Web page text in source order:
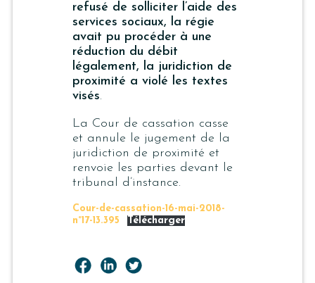
refusé de solliciter l’aide des
services sociaux, la régie
avait pu procéder à une
réduction du débit
légalement, la juridiction de
proximité a violé les textes
visés.
La Cour de cassation casse
et annule le jugement de la
juridiction de proximité et
renvoie les parties devant le
tribunal d’instance.
Cour-de-cassation-16-mai-2018-
n°17-13.395
Télécharger